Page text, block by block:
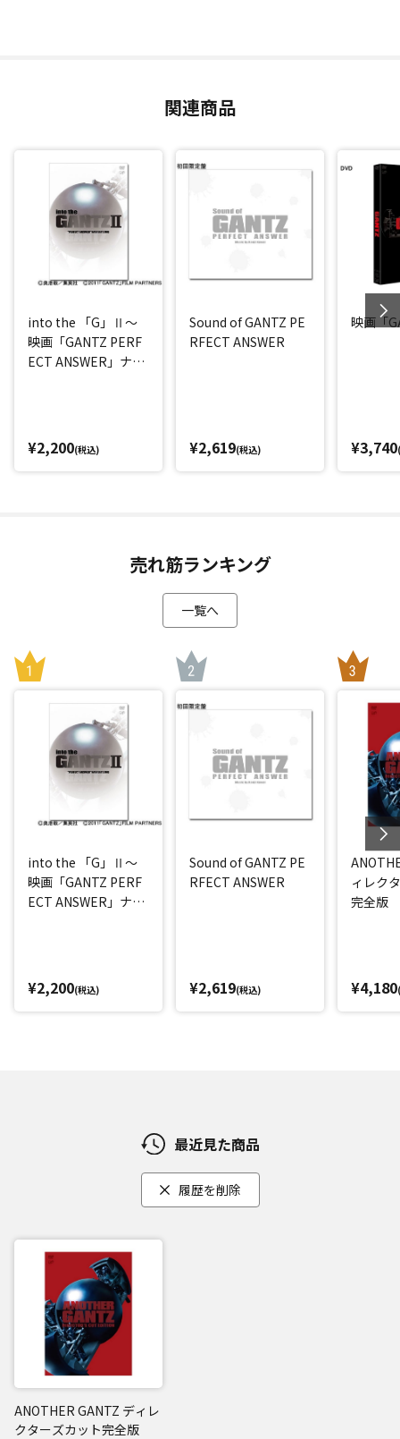
関連商品
into the 「G」Ⅱ～
映画「GANTZ PERF
ECT ANSWER」ナビ
¥2,200(税込)
Sound of GANTZ PE
RFECT ANSWER
¥2,619(税込)
映画「
¥3,740
売れ筋ランキング
一覧へ
into the 「G」Ⅱ～
映画「GANTZ PERF
ECT ANSWER」ナビ
¥2,200(税込)
Sound of GANTZ PE
RFECT ANSWER
¥2,619(税込)
ィレク
完全版
¥4,180
最近見た商品
履歴を削除
ANOTHER GANTZ ディレ
クターズカット完全版